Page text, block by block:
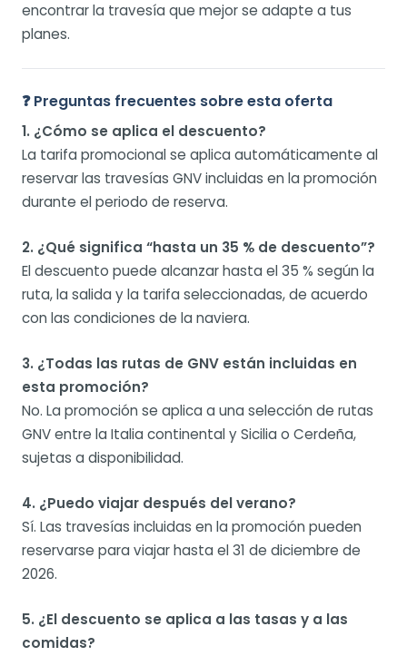
encontrar la travesía que mejor se adapte a tus
planes.
❓ Preguntas frecuentes sobre esta oferta
1. ¿Cómo se aplica el descuento?
La tarifa promocional se aplica automáticamente al
reservar las travesías GNV incluidas en la promoción
durante el periodo de reserva.
2. ¿Qué significa “hasta un 35 % de descuento”?
El descuento puede alcanzar hasta el 35 % según la
ruta, la salida y la tarifa seleccionadas, de acuerdo
con las condiciones de la naviera.
3. ¿Todas las rutas de GNV están incluidas en
esta promoción?
No. La promoción se aplica a una selección de rutas
GNV entre la Italia continental y Sicilia o Cerdeña,
sujetas a disponibilidad.
4. ¿Puedo viajar después del verano?
Sí. Las travesías incluidas en la promoción pueden
reservarse para viajar hasta el 31 de diciembre de
2026.
5. ¿El descuento se aplica a las tasas y a las
comidas?